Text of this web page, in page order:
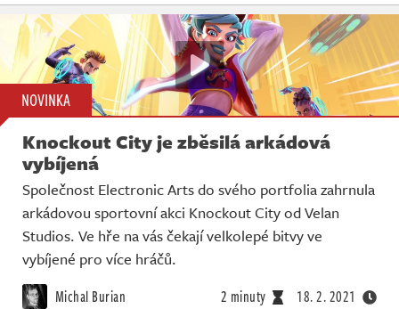
NOVINKA
Knockout City je zběsilá arkádová
vybíjená
Společnost Electronic Arts do svého portfolia zahrnula
arkádovou sportovní akci Knockout City od Velan
Studios. Ve hře na vás čekají velkolepé bitvy ve
vybíjené pro více hráčů.
Michal Burian 2 minuty 18. 2. 2021